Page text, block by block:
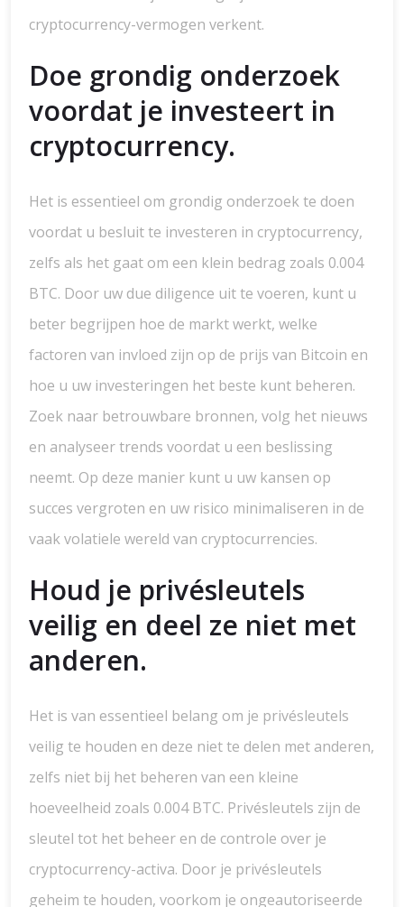
cryptocurrency-vermogen verkent.
Doe grondig onderzoek
voordat je investeert in
cryptocurrency.
Het is essentieel om grondig onderzoek te doen
voordat u besluit te investeren in cryptocurrency,
zelfs als het gaat om een klein bedrag zoals 0.004
BTC. Door uw due diligence uit te voeren, kunt u
beter begrijpen hoe de markt werkt, welke
factoren van invloed zijn op de prijs van Bitcoin en
hoe u uw investeringen het beste kunt beheren.
Zoek naar betrouwbare bronnen, volg het nieuws
en analyseer trends voordat u een beslissing
neemt. Op deze manier kunt u uw kansen op
succes vergroten en uw risico minimaliseren in de
vaak volatiele wereld van cryptocurrencies.
Houd je privésleutels
veilig en deel ze niet met
anderen.
Het is van essentieel belang om je privésleutels
veilig te houden en deze niet te delen met anderen,
zelfs niet bij het beheren van een kleine
hoeveelheid zoals 0.004 BTC. Privésleutels zijn de
sleutel tot het beheer en de controle over je
cryptocurrency-activa. Door je privésleutels
geheim te houden, voorkom je ongeautoriseerde